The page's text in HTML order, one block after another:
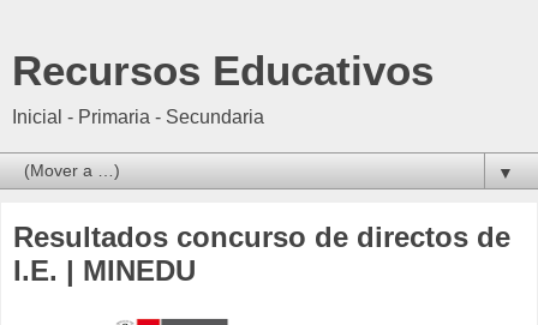
Recursos Educativos
Inicial - Primaria - Secundaria
▼
Resultados concurso de directos de
I.E. | MINEDU